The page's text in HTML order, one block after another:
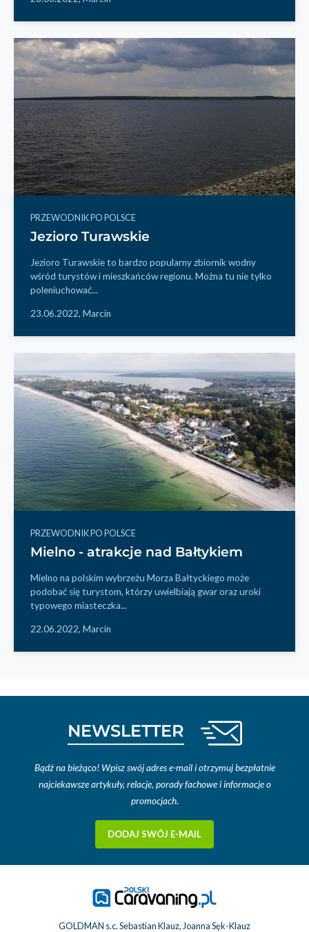
PRZEWODNIK PO POLSCE
Jezioro Turawskie
Jezioro Turawskie to bardzo popularny zbiornik wodny
wśród turystów i mieszkańców regionu. Można tu nie tylko
poleniuchować...
23.06.2022, Marcin
PRZEWODNIK PO POLSCE
Mielno - atrakcje nad Bałtykiem
Mielno na polskim wybrzeżu Morza Bałtyckiego może
podobać się turystom, którzy uwielbiają gwar oraz uroki
typowego miasteczka...
22.06.2022, Marcin
NEWSLETTER
Bądź na bieżąco! Wpisz swój adres e-mail i otrzymuj bezpłatnie
najciekawsze artykuły, relacje, porady fachowe i informacje o
promocjach.
DODAJ SWÓJ E-MAIL
GOLDMAN s.c. Sebastian Klauz, Joanna Sęk-Klauz